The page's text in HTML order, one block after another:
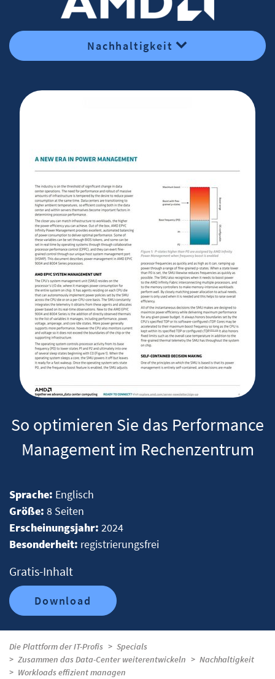
Nachhaltigkeit
So optimieren Sie das Performance
Management im Rechenzentrum
Sprache: Englisch
Größe: 8 Seiten
Erscheinungsjahr: 2024
Besonderheit: registrierungsfrei
Gratis-Inhalt
Download
Die Plattform der IT-Profis
Specials
Zusammen das Data-Center weiterentwickeln
Nachhaltigkeit
Workloads effizient managen